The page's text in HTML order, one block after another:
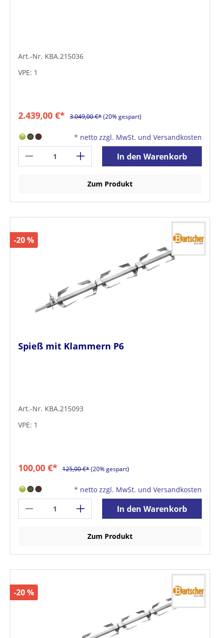
Art.-Nr. KBA.215036
VPE: 1
2.439,00 €* 3.049,00 €*(20% gespart)
* netto zzgl. MwSt. und Versandkosten
In den Warenkorb
Zum Produkt
-20 %
Spieß mit Klammern P6
Art.-Nr. KBA.215093
VPE: 1
100,00 €* 125,00 €*(20% gespart)
* netto zzgl. MwSt. und Versandkosten
In den Warenkorb
Zum Produkt
-20 %